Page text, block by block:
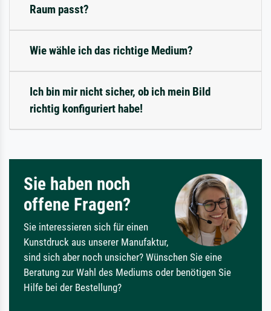
Raum passt?
Wie wähle ich das richtige Medium?
Ich bin mir nicht sicher, ob ich mein Bild
richtig konfiguriert habe!
Sie haben noch
offene Fragen?
Sie interessieren sich für einen
Kunstdruck aus unserer Manufaktur,
sind sich aber noch unsicher? Wünschen Sie eine
Beratung zur Wahl des Mediums oder benötigen Sie
Hilfe bei der Bestellung?